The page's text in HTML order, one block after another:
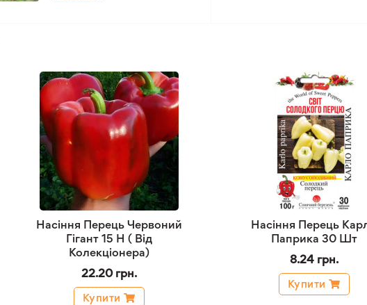
Насіння Перець Червоний
Гігант 15 Н ( Від
Колекціонера)
22.20 грн.
Купити
Насіння Перець
Паприка 30 Шт
8.24 грн.
Купити